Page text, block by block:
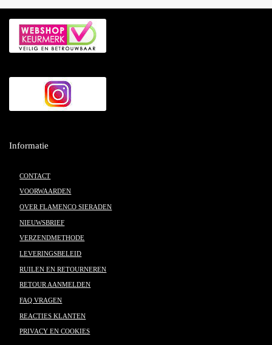
Informatie
CONTACT
VOORWAARDEN
OVER FLAMENCO SIERADEN
NIEUWSBRIEF
VERZENDMETHODE
LEVERINGSBELEID
RUILEN EN RETOURNEREN
RETOUR AANMELDEN
FAQ VRAGEN
REACTIES KLANTEN
PRIVACY EN COOKIES